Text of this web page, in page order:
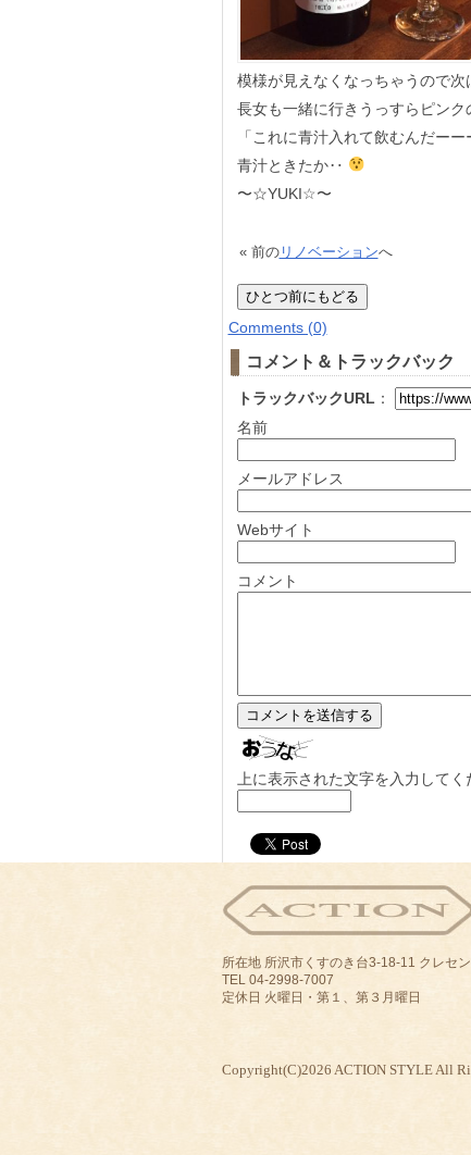
模様が見えなくなっちゃうので次
長女も一緒に行きうっすらピン
「これに青汁入れて飲むんだーー
青汁ときたか‥
〜☆YUKI☆〜
« 前のリノベーションへ
Comments (0)
コメント＆トラックバック
トラックバックURL ：
名前
メールアドレス
Webサイト
コメント
上に表示された文字を入力してく
所在地 所沢市くすのき台3-18-11 クレセ
TEL 04-2998-7007
定休日 火曜日・第１、第３月曜日
Copyright(C)2026 ACTION STYLE All